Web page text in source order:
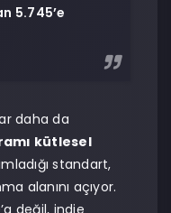
5.745’e
daha da
kütlesel
standart,
alanını açıyor.
değil, indie